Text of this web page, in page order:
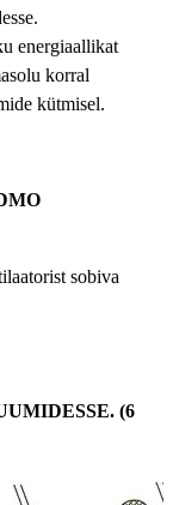
energiaallikat
korral
kütmisel.
sobiva
(6